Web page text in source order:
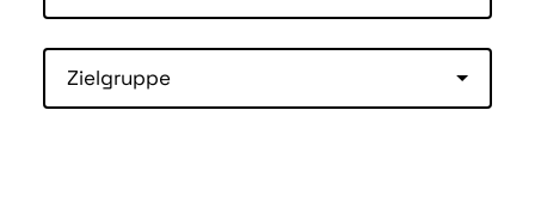
Zielgruppe